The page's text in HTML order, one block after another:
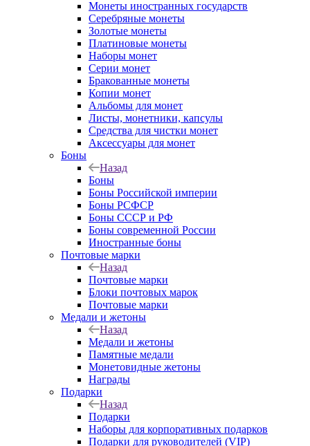
Монеты иностранных государств
Серебряные монеты
Золотые монеты
Платиновые монеты
Наборы монет
Серии монет
Бракованные монеты
Копии монет
Альбомы для монет
Листы, монетники, капсулы
Средства для чистки монет
Аксессуары для монет
Боны
Назад
Боны
Боны Российской империи
Боны РСФСР
Боны СССР и РФ
Боны современной России
Иностранные боны
Почтовые марки
Назад
Почтовые марки
Блоки почтовых марок
Почтовые марки
Медали и жетоны
Назад
Медали и жетоны
Памятные медали
Монетовидные жетоны
Награды
Подарки
Назад
Подарки
Наборы для корпоративных подарков
Подарки для руководителей (VIP)